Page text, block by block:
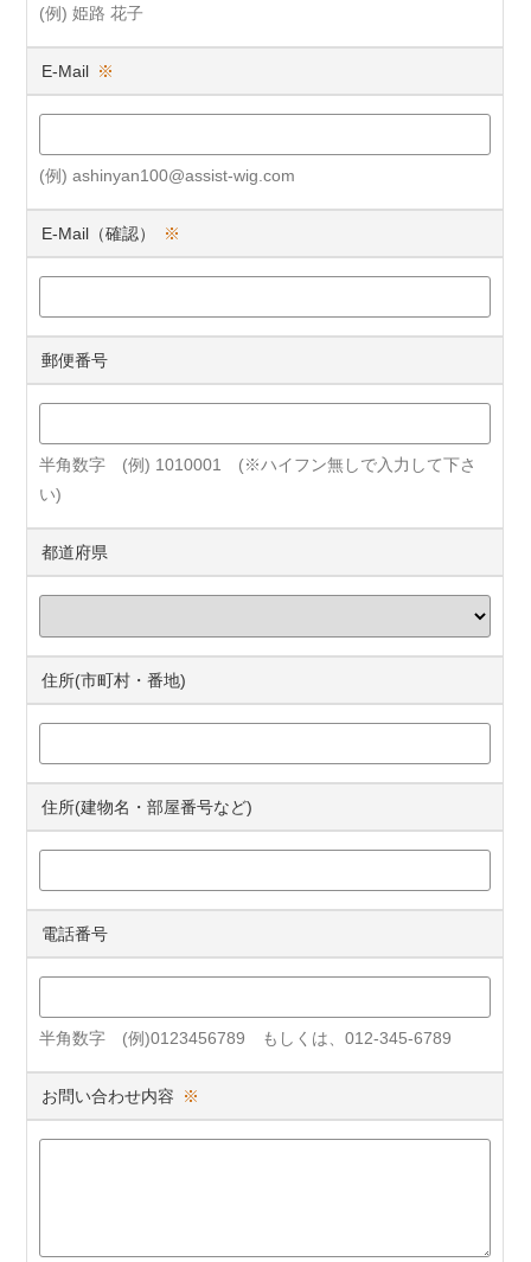
(例) 姫路 花子
E-Mail ※
(例) ashinyan100@assist-wig.com
E-Mail（確認） ※
郵便番号
半角数字 (例) 1010001 (※ハイフン無しで入力して下さ
い)
都道府県
住所(市町村・番地)
住所(建物名・部屋番号など)
電話番号
半角数字 (例)0123456789 もしくは、012-345-6789
お問い合わせ内容 ※